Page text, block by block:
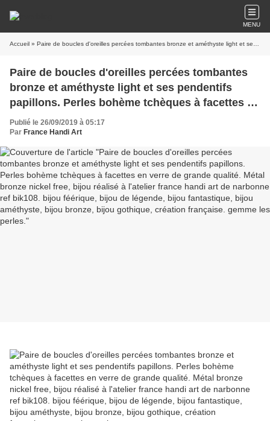
MENU
Accueil » Paire de boucles d'oreilles percées tombantes bronze et améthyste light et ses pendentifs papillons. Perles bohème tchèques à facettes en verre de grande qualité. Métal bronze nickel free, bijou réalisé à l'atelier france handi art de narbonne ref bik108. bijou féérique, bijou de légende, bijou fantastique, bijou améthyste, bijou bronze, bijou gothique, création française. gemme les perles.
Paire de boucles d'oreilles percées tombantes
bronze et améthyste light et ses pendentifs
papillons. Perles bohème tchèques à facettes en
verre de grande qualité. Métal bronze nickel
free, bijou réalisé à l'atelier france handi art de
narbonne ref bik108. bijou féérique, bijou de
légende, bijou fantastique, bijou améthyste,
bijou bronze, bijou gothique, création
française. gemme les perles.
Publié le 26/09/2019 à 05:17
Par France Handi Art